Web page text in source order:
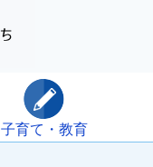
子育て・教育